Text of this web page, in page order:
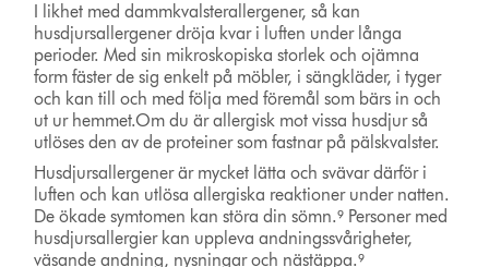
I likhet med dammkvalsterallergener, så kan
husdjursallergener dröja kvar i luften under långa
perioder. Med sin mikroskopiska storlek och ojämna
form fäster de sig enkelt på möbler, i sängkläder, i tyger
och kan till och med följa med föremål som bärs in och
ut ur hemmet.Om du är allergisk mot vissa husdjur så
utlöses den av de proteiner som fastnar på pälskvalster.
Husdjursallergener är mycket lätta och svävar därför i
luften och kan utlösa allergiska reaktioner under natten.
De ökade symtomen kan störa din sömn.⁹ Personer med
husdjursallergier kan uppleva andningssvårigheter,
väsande andning, nysningar och nästäppa.⁹